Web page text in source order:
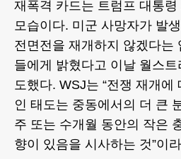
재폭격 카드는 트럼프 대통
모습이다. 미군 사망자가 발
전면전을 재개하지 않겠다는
들에게 밝혔다고 이날 월스
도했다. WSJ는 “전쟁 재개에
인 태도는 중동에서의 더 큰
주 또는 수개월 동안의 작은
향이 있음을 시사하는 것”이